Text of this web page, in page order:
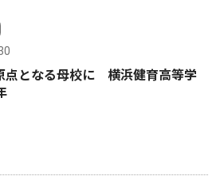
点となる母校に 横浜健育高等学